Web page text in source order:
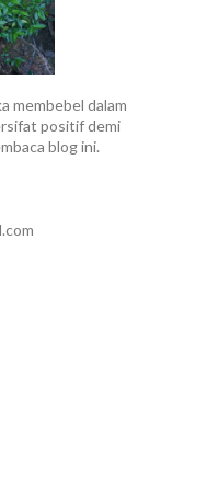
membebel dalam
positif demi
blog ini.